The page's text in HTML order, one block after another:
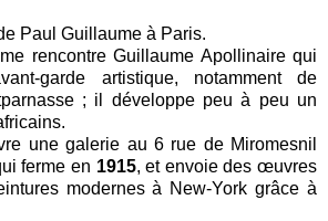
Paul Guillaume à Paris.
rencontre Guillaume Apollinaire qui
garde artistique, notamment de
; il développe peu à peu un
une galerie au 6 rue de Miromesnil
ferme en 1915, et envoie des œuvres
modernes à New-York grâce à